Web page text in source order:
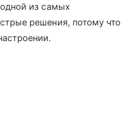
из самых
решения, потому что